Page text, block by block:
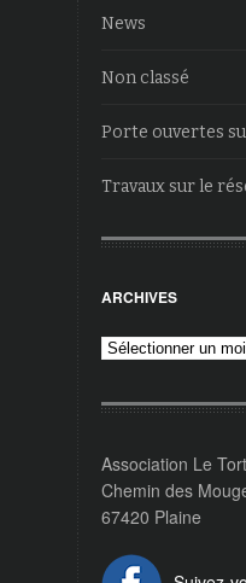
News
Non classé
Porte ouvertes
Travaux sur le
ARCHIVES
Archives
Association Le
Chemin des
67420 Plaine